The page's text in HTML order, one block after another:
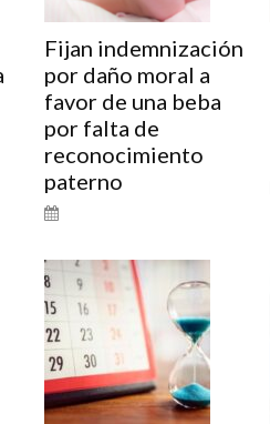
Fijan indemnización
por daño moral a
favor de una beba
por falta de
reconocimiento
paterno